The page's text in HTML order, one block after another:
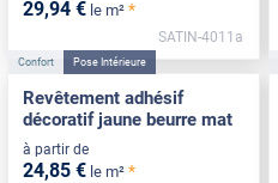
29,94 € le m² *
SATIN-4011a
Confort Pose Intérieure
Revêtement adhésif
décoratif jaune beurre mat
à partir de
24,85 € le m² *